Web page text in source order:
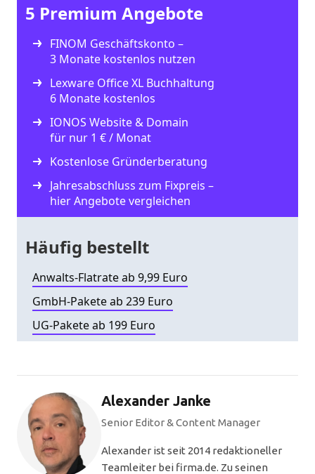
5 Premium Angebote
FINOM Geschäftskonto –
3 Monate kostenlos nutzen
Lexware Office XL Buchhaltung
6 Monate kostenlos
IONOS Website & Domain
für nur 1 € / Monat
Kostenlose Gründerberatung
Jahresabschluss zum Fixpreis –
hier Angebote vergleichen
Häufig bestellt
Anwalts-Flatrate ab 9,99 Euro
GmbH-Pakete ab 239 Euro
UG-Pakete ab 199 Euro
Alexander Janke
Senior Editor & Content Manager
Alexander ist seit 2014 redaktioneller
Teamleiter bei firma.de. Zu seinen